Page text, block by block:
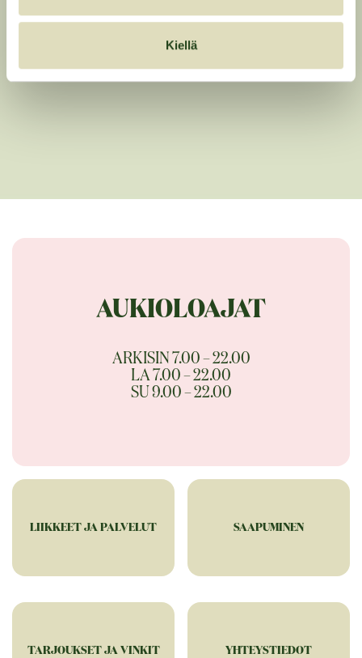
Kiellä
AUKIOLOAJAT
ARKISIN 7.00 – 22.00
LA 7.00 – 22.00
SU 9.00 – 22.00
LIIKKEET JA PALVELUT SAAPUMINEN
TARJOUKSET JA VINKIT YHTEYSTIEDOT